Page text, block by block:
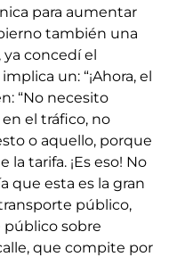
para aumentar
también una
ya concedí el
un: “¡Ahora, el
“No necesito
el tráfico, no
o aquello, porque
tarifa. ¡Es eso! No
que esta es la gran
público,
sobre
que compite por